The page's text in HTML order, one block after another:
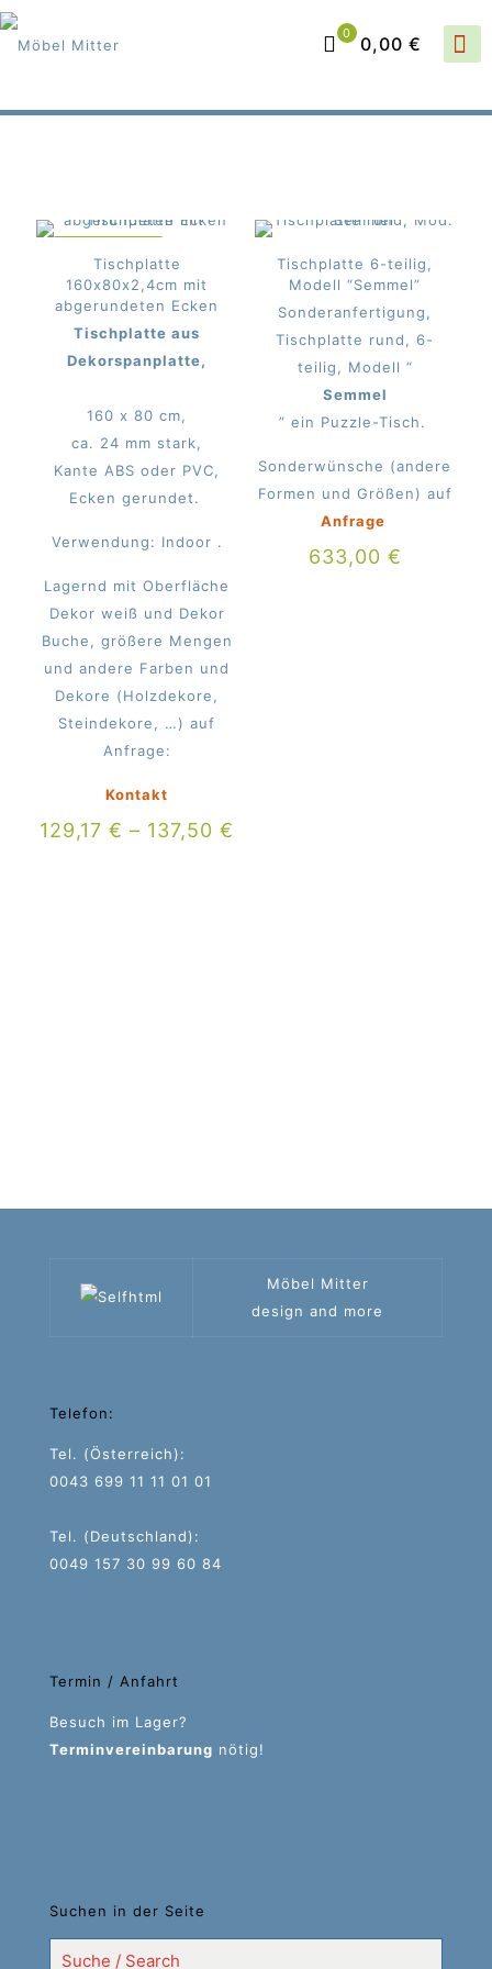
0 0,00 €
Tischplatte
160x80x2,4cm mit
abgerundeten Ecken
Tischplatte aus
Dekorspanplatte,
160 x 80 cm,
ca. 24 mm stark,
Kante ABS oder PVC,
Ecken gerundet.
Verwendung: Indoor .
Lagernd mit Oberfläche
Dekor weiß und Dekor
Buche, größere Mengen
und andere Farben und
Dekore (Holzdekore,
Steindekore, …) auf
Anfrage:
Kontakt
129,17€ – 137,50€
Tischplatte 6-teilig,
Modell “Semmel”
Sonderanfertigung,
Tischplatte rund, 6-
teilig, Modell “
Semmel
” ein Puzzle-Tisch.
Sonderwünsche (andere
Formen und Größen) auf
Anfrage
633,00 €
Möbel Mitter
design and more
Telefon:
Tel. (Österreich):
0043 699 11 11 01 01
Tel. (Deutschland):
0049 157 30 99 60 84
Termin / Anfahrt
Besuch im Lager?
Terminvereinbarung nötig!
Suchen in der Seite